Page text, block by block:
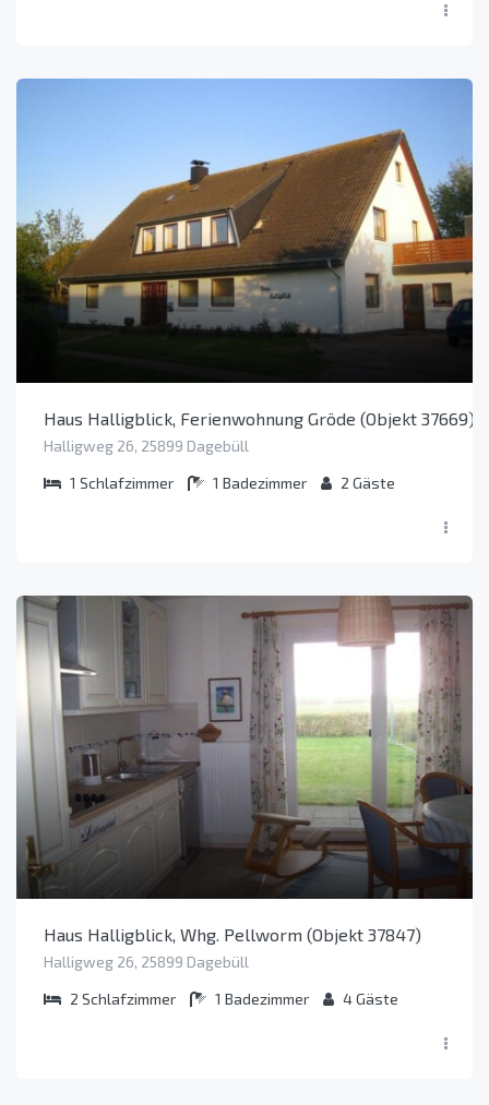
Haus Halligblick, Ferienwohnung Gröde (Objekt 37669)
Halligweg 26, 25899 Dagebüll
1 Schlafzimmer 1 Badezimmer 2 Gäste
Haus Halligblick, Whg. Pellworm (Objekt 37847)
Halligweg 26, 25899 Dagebüll
2 Schlafzimmer 1 Badezimmer 4Gäste